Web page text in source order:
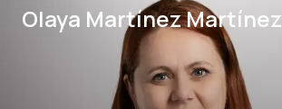
Olaya Martínez Martínez